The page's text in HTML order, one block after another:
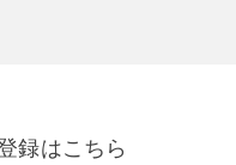
録はこちら